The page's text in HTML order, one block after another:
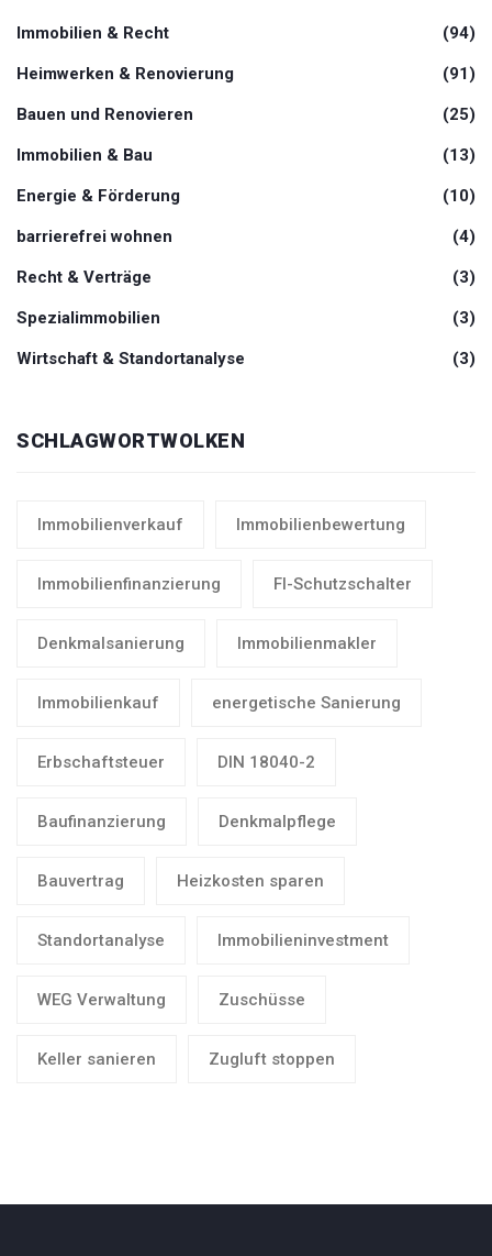
Immobilien & Recht (94)
Heimwerken & Renovierung (91)
Bauen und Renovieren (25)
Immobilien & Bau (13)
Energie & Förderung (10)
barrierefrei wohnen (4)
Recht & Verträge (3)
Spezialimmobilien (3)
Wirtschaft & Standortanalyse (3)
SCHLAGWORTWOLKEN
Immobilienverkauf Immobilienbewertung
Immobilienfinanzierung FI-Schutzschalter
Denkmalsanierung Immobilienmakler
Immobilienkauf energetische Sanierung
Erbschaftsteuer DIN 18040-2
Baufinanzierung Denkmalpflege
Bauvertrag Heizkosten sparen
Standortanalyse Immobilieninvestment
WEG Verwaltung Zuschüsse
Keller sanieren Zugluft stoppen